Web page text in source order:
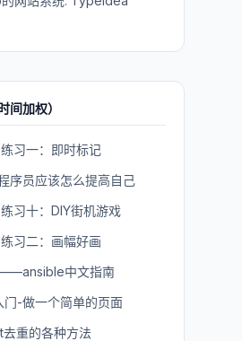
间加权）
习一：即时标记
序员应该怎么提高自己
习十：DIY街机游戏
习二：画幅好画
中文指南
-做一个简单的页面
重的各种方法